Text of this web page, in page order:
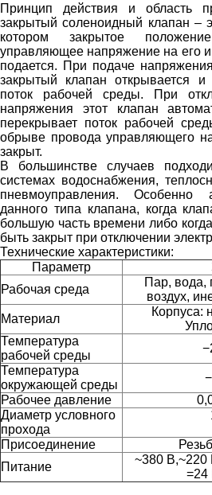
Принцип действия и область
закрытый соленоидный клапан –
котором закрытое
управляющее напряжение на его
подается. При подаче
закрытый клапан открывается и
поток рабочей среды. При
напряжения этот клапан
перекрывает поток рабочей
обрыве провода управляющего
закрыт.
В большинстве случаев
системах водоснабжения,
пневмоуправления. Особенно
данного типа клапана, когда
большую часть времени либо
быть закрыт при отключении
Технические характеристики:
Параметр
Рабочая среда
Пар, вода,
воздух,
Материал
Корпуса:
Температура
рабочей среды
Температура
окружающей среды
Рабочее давление
Диаметр условного
прохода
Присоединение
Питание
~380 В,~220
=24